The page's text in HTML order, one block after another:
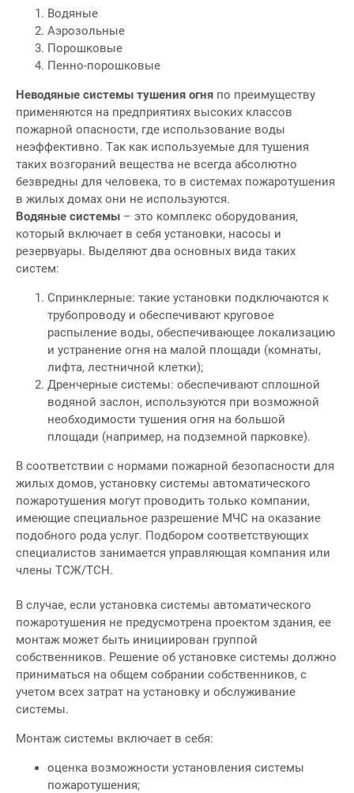
Водяные
Аэрозольные
Порошковые
Пенно-порошковые
Неводяные системы тушения огня по преимуществу
применяются на предприятиях высоких классов
пожарной опасности, где использование воды
неэффективно. Так как используемые для тушения
таких возгораний вещества не всегда абсолютно
безвредны для человека, то в системах пожаротушения
в жилых домах они не используются.
Водяные системы – это комплекс оборудования,
который включает в себя установки, насосы и
резервуары. Выделяют два основных вида таких
систем:
Спринклерные: такие установки подключаются к
трубопроводу и обеспечивают круговое
распыление воды, обеспечивающее локализацию
и устранение огня на малой площади (комнаты,
лифта, лестничной клетки);
Дренчерные системы: обеспечивают сплошной
водяной заслон, используются при возможной
необходимости тушения огня на большой
площади (например, на подземной парковке).
В соответствии с нормами пожарной безопасности для
жилых домов, установку системы автоматического
пожаротушения могут проводить только компании,
имеющие специальное разрешение МЧС на оказание
подобного рода услуг. Подбором соответствующих
специалистов занимается управляющая компания или
члены ТСЖ/ТСН.
В случае, если установка системы автоматического
пожаротушения не предусмотрена проектом здания, ее
монтаж может быть инициирован группой
собственников. Решение об установке системы должно
приниматься на общем собрании собственников, с
учетом всех затрат на установку и обслуживание
системы.
Монтаж системы включает в себя:
оценка возможности установления системы
пожаротушения;